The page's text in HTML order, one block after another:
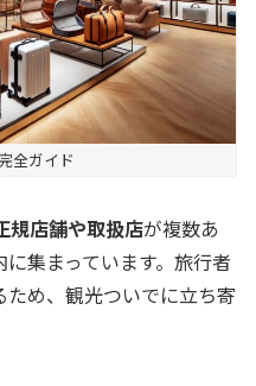
全ガイド
規店舗や取扱店が複数あ
集まっています。旅行者
め、観光ついでに立ち寄